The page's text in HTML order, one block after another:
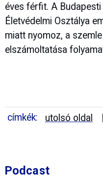
éves férfit. A
Életvédelmi Osztálya
miatt nyomoz, a
elszámoltatása
címkék: utolsó oldal
Podcast